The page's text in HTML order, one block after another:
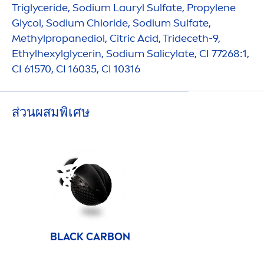
Triglyceride, Sodium Lauryl Sulfate, Propylene
Glycol, Sodium Chloride, Sodium Sulfate,
Methylpropanediol, Citric Acid, Trideceth-9,
Ethylhexylglycerin, Sodium Salicylate, CI 77268:1,
CI 61570, CI 16035, CI 10316
ส่วนผสมพิเศษ
BLACKCARBON